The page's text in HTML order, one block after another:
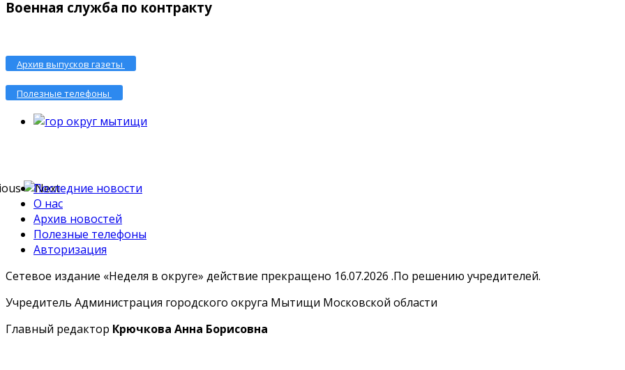
Военная служба по контракту
Архив выпусков газеты
Полезные телефоны
Последние новости
О нас
Архив новостей
Полезные телефоны
Авторизация
Сетевое издание «Неделя в округе» действие прекращено 16.07.2026 .По решению учредителей.
Учредитель Администрация городского округа Мытищи Московской области
Главный редактор Крючкова Анна Борисовна